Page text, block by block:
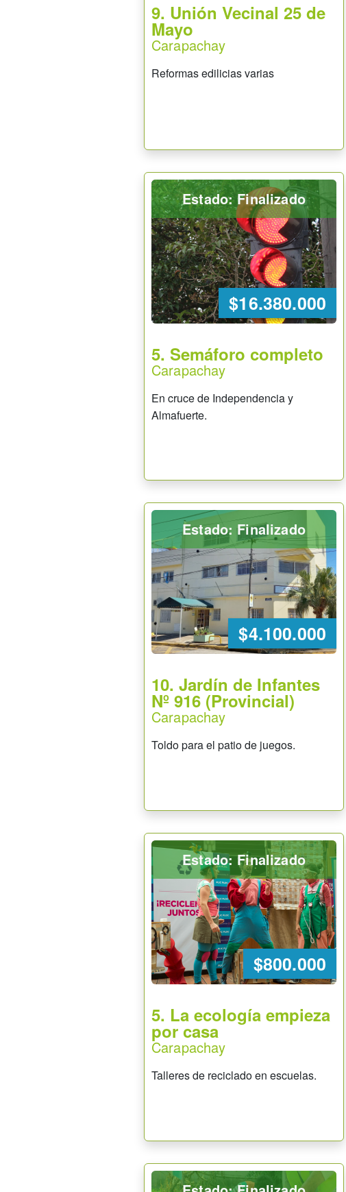
9. Unión Vecinal 25 de
Mayo
Carapachay
Reformas edilicias varias
Estado: Finalizado
$16.380.000
5. Semáforo completo
Carapachay
En cruce de Independencia y
Almafuerte.
Estado: Finalizado
$4.100.000
10. Jardín de Infantes
Nº 916 (Provincial)
Carapachay
Toldo para el patio de juegos.
Estado: Finalizado
$800.000
5. La ecología empieza
por casa
Carapachay
Talleres de reciclado en escuelas.